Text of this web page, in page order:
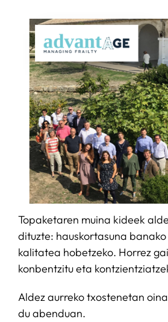
Topaketaren muina kideek
dituzte: hauskortasuna
kalitatea hobetzeko. Horrez
konbentzitu eta
Aldez aurreko txostenetan
du abenduan.